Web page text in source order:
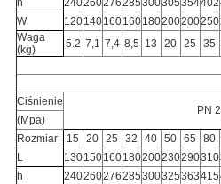
h 240260276285300305354402
W
120140160160180200200250
Waga
(kg)
5.2 7,1 7,4 8,5 13 20 25 35
Ciśnienie
PN
(Mpa)
Rozmiar
15 20 25 32 40 50 65 80
L
130150160180200230290310
h
240260276285300325363415